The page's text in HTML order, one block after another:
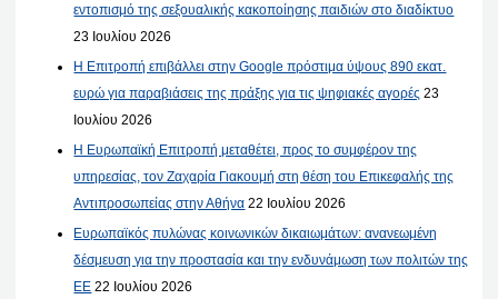
εντοπισμό της σεξουαλικής κακοποίησης παιδιών στο διαδίκτυο
23 Ιουλίου 2026
Η Επιτροπή επιβάλλει στην Google πρόστιμα ύψους 890 εκατ.
ευρώ για παραβιάσεις της πράξης για τις ψηφιακές αγορές 23
Ιουλίου 2026
Η Ευρωπαϊκή Επιτροπή μεταθέτει, προς το συμφέρον της
υπηρεσίας, τον Ζαχαρία Γιακουμή στη θέση του Επικεφαλής της
Αντιπροσωπείας στην Αθήνα 22 Ιουλίου 2026
Ευρωπαϊκός πυλώνας κοινωνικών δικαιωμάτων: ανανεωμένη
δέσμευση για την προστασία και την ενδυνάμωση των πολιτών της
ΕΕ 22 Ιουλίου 2026